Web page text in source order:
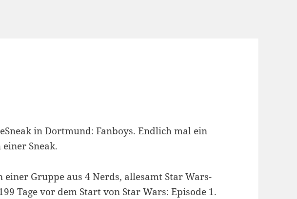
in Dortmund: Fanboys. Endlich mal ein
Sneak.
Gruppe aus 4 Nerds, allesamt Star Wars-
Tage vor dem Start von Star Wars: Episode 1.